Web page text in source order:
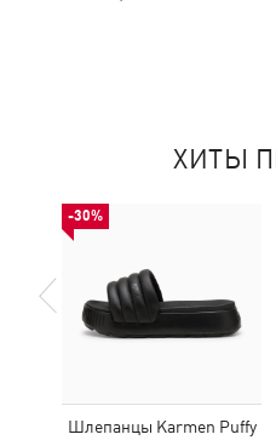
ХИТЫ
-30%
Шлепанцы Karmen Puffy